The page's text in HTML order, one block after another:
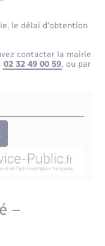
de l’espace
le délai d’obtention
contacter la mairie
02 32 49 00 59, ou par
–